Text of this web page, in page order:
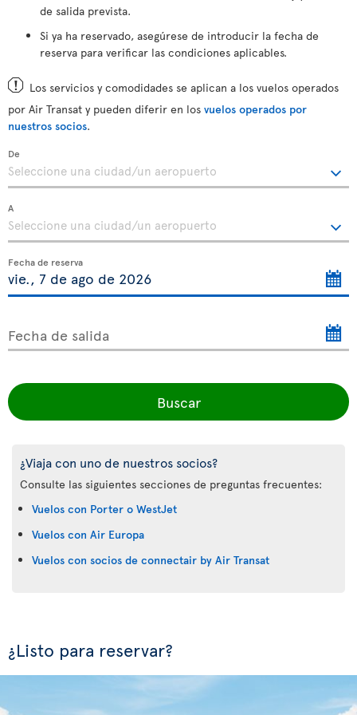
de salida prevista.
Si ya ha reservado, asegúrese de introducir la fecha de
reserva para verificar las condiciones aplicables.
Los servicios y comodidades se aplican a los vuelos operados
por Air Transat y pueden diferir en los vuelos operados por
nuestros socios.
De
A
Fecha de reserva
Fecha de salida
Buscar
¿Viaja con uno de nuestros socios?
Consulte las siguientes secciones de preguntas frecuentes:
Vuelos con Porter o WestJet
Vuelos con Air Europa
Vuelos con socios de connectair by Air Transat
¿Listo para reservar?